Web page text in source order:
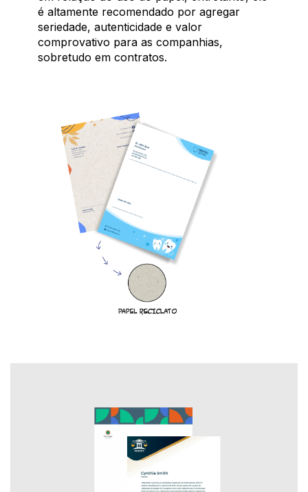
é altamente recomendado por agregar
seriedade, autenticidade e valor
comprovativo para as companhias,
sobretudo em contratos.